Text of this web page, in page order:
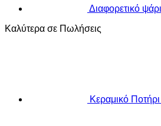
Διαφορετικό ψάρι
Καλύτερα σε Πωλήσεις
Κεραμικό Ποτήρι